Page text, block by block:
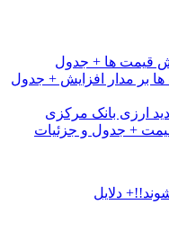
ارزی بانک مرکزی
دلایل